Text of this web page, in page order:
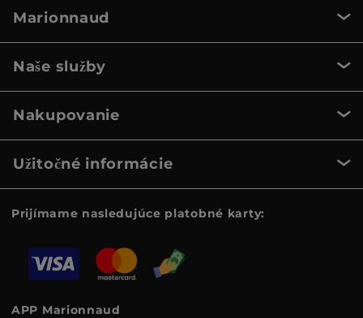
Marionnaud
Naše služby
Nakupovanie
Užitočné informácie
Prijímame nasledujúce platobné karty:
APP Marionnaud